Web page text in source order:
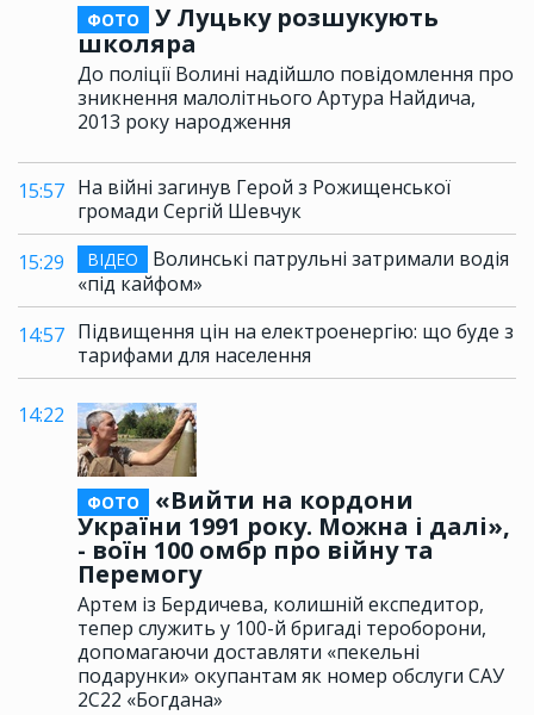
ФОТО
У Луцьку розшукують
школяра
До поліції Волині надійшло повідомлення про
зникнення малолітнього Артура Найдича,
2013 року народження
15:57 На війні загинув Герой з Рожищенської
громади Сергій Шевчук
15:29
ВІДЕО
Волинські патрульні затримали водія
«під кайфом»
14:57 Підвищення цін на електроенергію: що буде з
тарифами для населення
14:22
ФОТО
«Вийти на кордони
України 1991 року. Можна і далі»,
- воїн 100 омбр про війну та
Перемогу
Артем із Бердичева, колишній експедитор,
тепер служить у 100-й бригаді тероборони,
допомагаючи доставляти «пекельні
подарунки» окупантам як номер обслуги САУ
2С22 «Богдана»